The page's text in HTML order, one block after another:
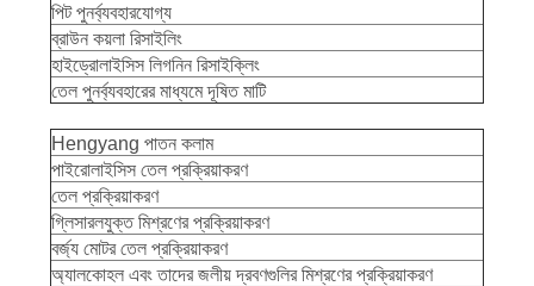
গোপনীয়তা
পিট পুনর্ব্যবহারযোগ্য
ব্রাউন কয়লা রিসাইলিং
হাইড্রোলাইসিস লিগনিন রিসাইক্লিং
তেল পুনর্ব্যবহারের মাধ্যমে দূষিত মাটি
Hengyang পাতন কলাম
পাইরোলাইসিস তেল প্রক্রিয়াকরণ
তেল প্রক্রিয়াকরণ
গ্লিসারলযুক্ত মিশ্রণের প্রক্রিয়াকরণ
বর্জ্য মোটর তেল প্রক্রিয়াকরণ
অ্যালকোহল এবং তাদের জলীয় দ্রবণগুলির মিশ্রণের প্রক্রিয়াকরণ